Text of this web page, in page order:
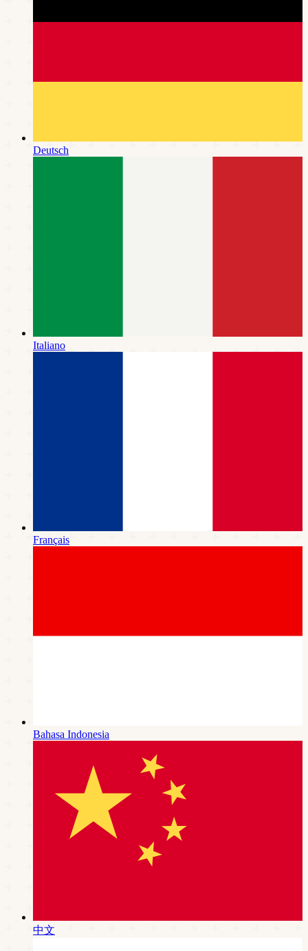
Deutsch
Italiano
Français
Bahasa Indonesia
中文